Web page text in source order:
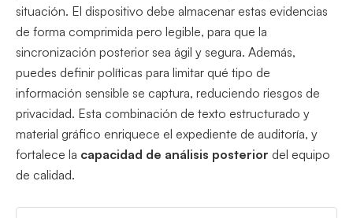
situación. El dispositivo debe almacenar estas evidencias
de forma comprimida pero legible, para que la
sincronización posterior sea ágil y segura. Además,
puedes definir políticas para limitar qué tipo de
información sensible se captura, reduciendo riesgos de
privacidad. Esta combinación de texto estructurado y
material gráfico enriquece el expediente de auditoría, y
fortalece la capacidad de análisis posterior del equipo
de calidad.